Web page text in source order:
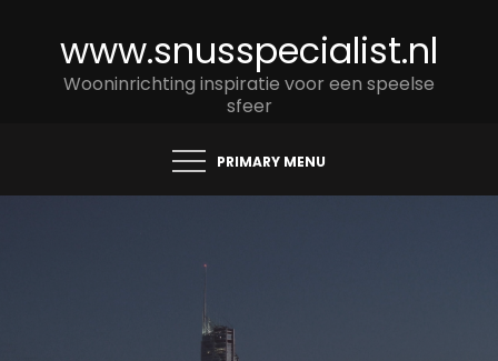
www.snusspecialist.nl
Wooninrichting inspiratie voor een speelse
sfeer
PRIMARY MENU